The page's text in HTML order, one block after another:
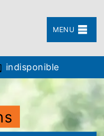
MENU
indisponible